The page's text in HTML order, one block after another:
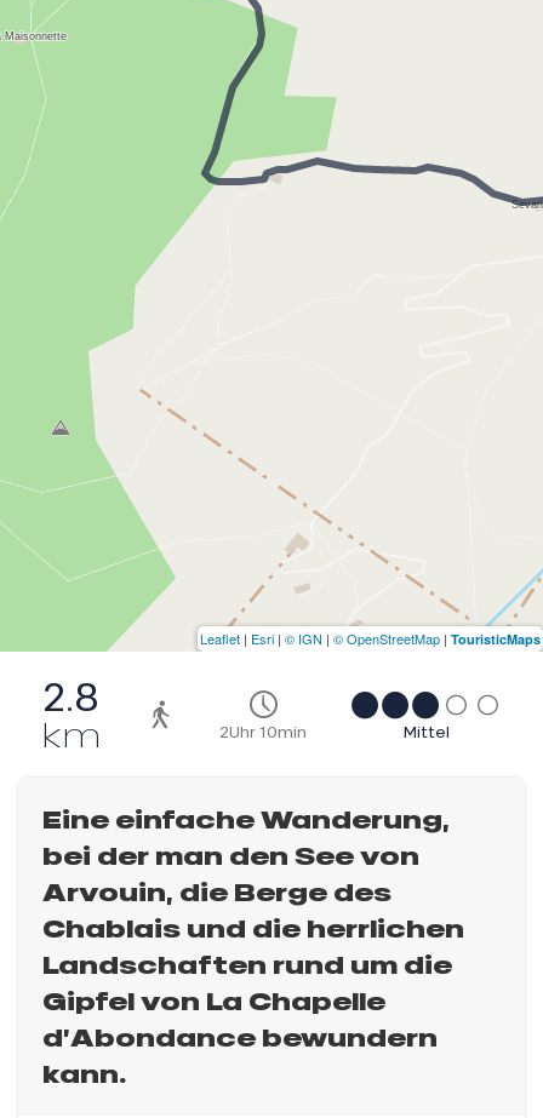
2.8
km 2Uhr 10min Mittel
Eine einfache Wanderung,
bei der man den See von
Arvouin, die Berge des
Chablais und die herrlichen
Landschaften rund um die
Gipfel von La Chapelle
d’Abondance bewundern
kann.
Leaflet | Esri | © IGN | © OpenStreetMap | TouristicMaps